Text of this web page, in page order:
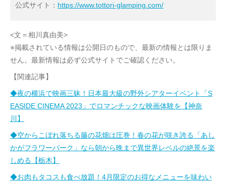
公式サイト： https://www.tottori-glamping.com/
<文＝相川真由美>
※掲載されている情報は公開日のもので、最新の情報とは限りま
せん。最新情報は必ず公式サイトでご確認ください。
【関連記事】
◆夜の横浜で映画三昧！日本最大級の野外シアターイベント「S
EASIDE CINEMA 2023」でロマンチックな映画体験を【神奈
川】
◆空からこぼれ落ちる藤の花畑は圧巻！春の花が咲き誇る「あし
かがフラワーパーク」なら朝から晩まで異世界レベルの絶景を楽
しめる【栃木】
◆お肉もタコスも食べ放題！4月限定のお得なメニューを味わい